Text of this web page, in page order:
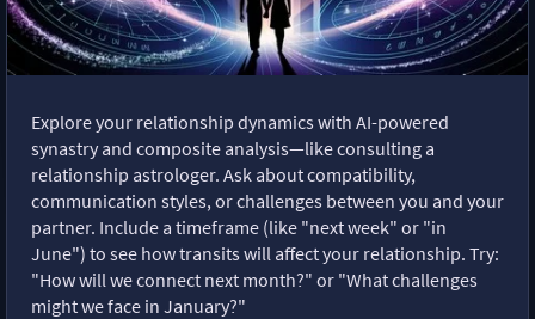
Explore your relationship dynamics with AI-powered
synastry and composite analysis—like consulting a
relationship astrologer. Ask about compatibility,
communication styles, or challenges between you and your
partner. Include a timeframe (like "next week" or "in
June") to see how transits will affect your relationship. Try:
"How will we connect next month?" or "What challenges
might we face in January?"